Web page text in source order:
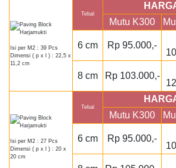
Isi per M2 : 39 Pcs
Dimensi ( p x l ) : 22,5 x
11,2 cm
Tebal
Mutu K300
6 cm Rp 95.000,-
8 cm Rp 103.000,-
Isi per M2 : 27 Pcs
Dimensi ( p x l ) : 20 x
20 cm
Tebal
Mutu K300
6 cm Rp 95.000,-